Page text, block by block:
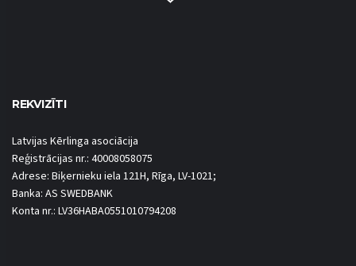
REKVIZĪTI
Latvijas Kērlinga asociācija
Reģistrācijas nr.: 40008058075
Adrese: Biķernieku iela 121H, Rīga, LV-1021;
Banka: AS SWEDBANK
Konta nr.: LV36HABA0551010794208